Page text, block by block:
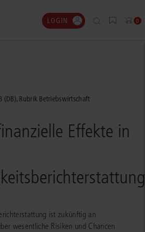
LOGIN 0
(DB), Rubrik Betriebswirtschaft
Effekte in
ist zukünftig an
wesentliche Risiken und Chancen